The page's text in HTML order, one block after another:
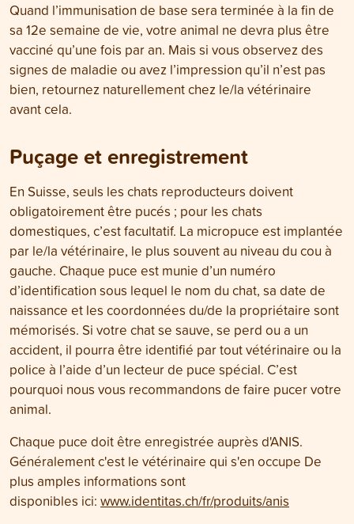
Quand l’immunisation de base sera terminée à la fin de
sa 12e semaine de vie, votre animal ne devra plus être
vacciné qu’une fois par an. Mais si vous observez des
signes de maladie ou avez l’impression qu’il n’est pas
bien, retournez naturellement chez le/la vétérinaire
avant cela.
Puçage et enregistrement
En Suisse, seuls les chats reproducteurs doivent
obligatoirement être pucés ; pour les chats
domestiques, c’est facultatif. La micropuce est implantée
par le/la vétérinaire, le plus souvent au niveau du cou à
gauche. Chaque puce est munie d’un numéro
d’identification sous lequel le nom du chat, sa date de
naissance et les coordonnées du/de la propriétaire sont
mémorisés. Si votre chat se sauve, se perd ou a un
accident, il pourra être identifié par tout vétérinaire ou la
police à l’aide d’un lecteur de puce spécial. C’est
pourquoi nous vous recommandons de faire pucer votre
animal.
Chaque puce doit être enregistrée auprès d'ANIS.
Généralement c'est le vétérinaire qui s'en occupe De
plus amples informations sont
disponibles ici: www.identitas.ch/fr/produits/anis